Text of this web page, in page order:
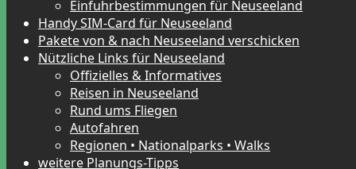
Einfuhrbestimmungen für Neuseeland
Handy SIM-Card für Neuseeland
Pakete von & nach Neuseeland verschicken
Nützliche Links für Neuseeland
Offizielles & Informatives
Reisen in Neuseeland
Rund ums Fliegen
Autofahren
Regionen • Nationalparks • Walks
weitere Planungs-Tipps